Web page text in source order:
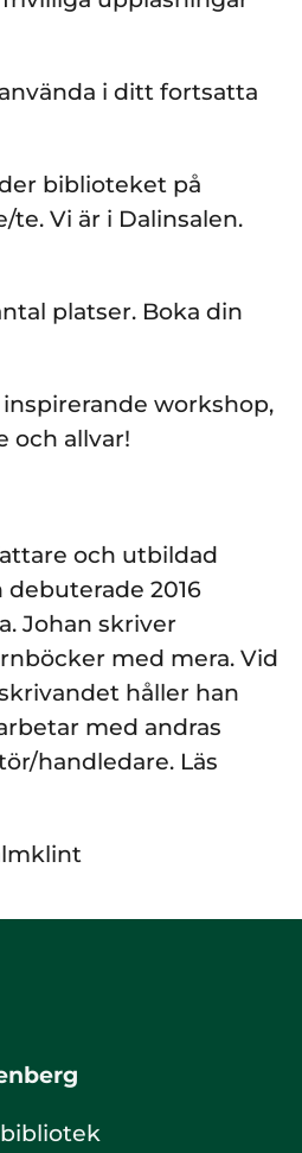
i ditt fortsatta
biblioteket på
te. Vi är i Dalinsalen.
platser. Boka din
workshop,
och allvar!
och utbildad
2016
Johan skriver
med mera. Vid
håller han
med andras
handledare. Läs